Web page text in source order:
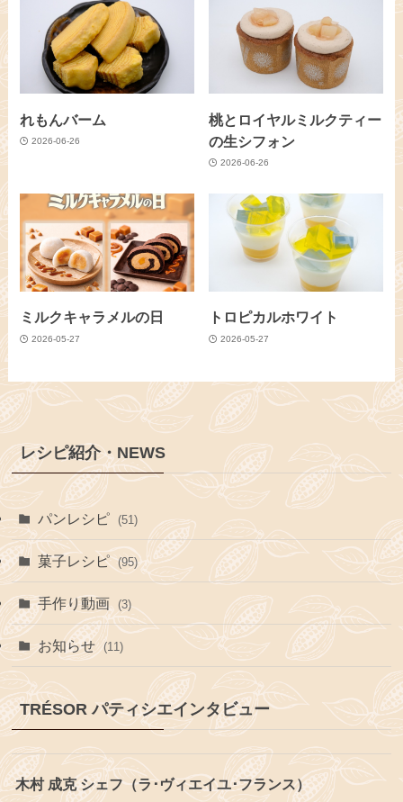
れもんバーム
2026-06-26
桃とロイヤルミルクティー
の生シフォン
2026-06-26
ミルクキャラメルの日
2026-05-27
トロピカルホワイト
2026-05-27
レシピ紹介・NEWS
パンレシピ (51)
菓子レシピ (95)
手作り動画 (3)
お知らせ (11)
TRÉSOR パティシエインタビュー
木村 成克 シェフ（ラ･ヴィエイユ･フランス）